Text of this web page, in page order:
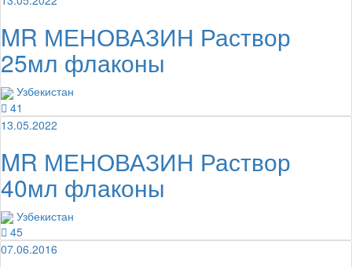
MR МЕНОВАЗИН Раствор
25мл флаконы
Узбекистан
41
13.05.2022
MR МЕНОВАЗИН Раствор
40мл флаконы
Узбекистан
45
07.06.2016